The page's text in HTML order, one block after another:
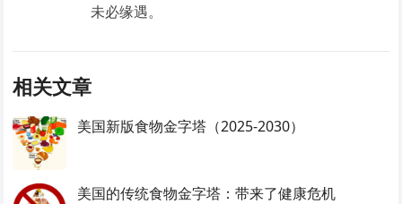
未必缘遇。
相关文章
美国新版食物金字塔（2025-2030）
美国的传统食物金字塔：带来了健康危机